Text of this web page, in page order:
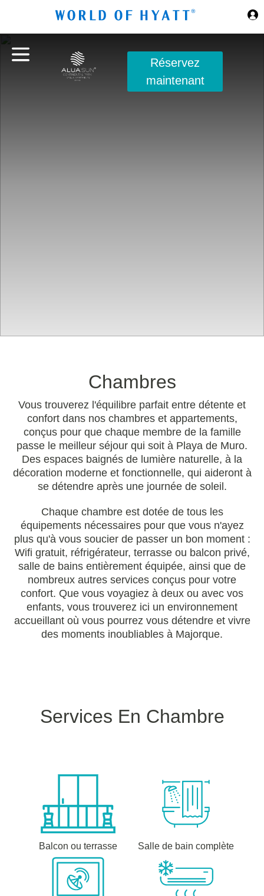
Réservez
maintenant
Chambres
Vous trouverez l'équilibre parfait entre détente et
confort dans nos chambres et appartements,
conçus pour que chaque membre de la famille
passe le meilleur séjour qui soit à Playa de Muro.
Des espaces baignés de lumière naturelle, à la
décoration moderne et fonctionnelle, qui aideront à
se détendre après une journée de soleil.
Chaque chambre est dotée de tous les
équipements nécessaires pour que vous n'ayez
plus qu'à vous soucier de passer un bon moment :
Wifi gratuit, réfrigérateur, terrasse ou balcon privé,
salle de bains entièrement équipée, ainsi que de
nombreux autres services conçus pour votre
confort. Que vous voyagiez à deux ou avec vos
enfants, vous trouverez ici un environnement
accueillant où vous pourrez vous détendre et vivre
des moments inoubliables à Majorque.
Services En Chambre
Balcon ou terrasse Salle de bain complète